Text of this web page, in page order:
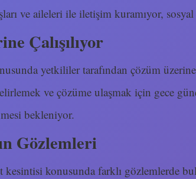
ve aileleri ile iletişim kuramıyor,
Çalışılıyor
yetkililer tarafından çözüm
ve çözüme ulaşmak için gece
bekleniyor.
Gözlemleri
kesintisi konusunda farklı gözlemlerde